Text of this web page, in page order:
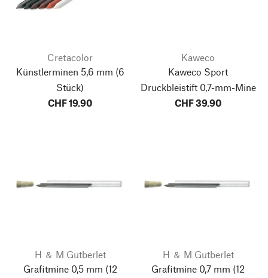
Cretacolor
Künstlerminen 5,6 mm (6
Stück)
CHF 19.90
Kaweco
Kaweco Sport
Druckbleistift 0,7-mm-Mine
CHF 39.90
H ＆ M Gutberlet
Grafitmine 0,5 mm (12
H ＆ M Gutberlet
Grafitmine 0,7 mm (12